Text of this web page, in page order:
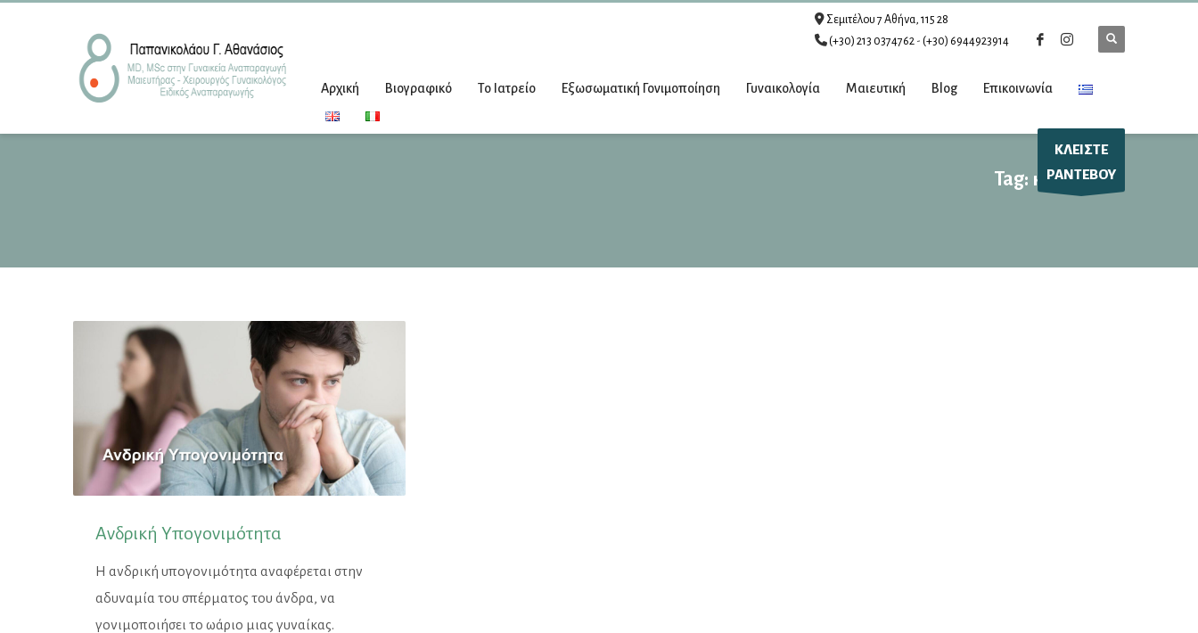
Σεμιτέλου 7 Αθήνα, 115 28
(+30) 213 0374762 - (+30) 6944923914
Αρχική Βιογραφικό Το Ιατρείο Εξωσωματική Γονιμοποίηση Γυναικολογία Μαιευτική Blog Επικοινωνία
ΚΛΕΙΣΤΕ
ΡΑΝΤΕΒΟΥ
Tag: κιρσοκήλη
Ανδρική Υπογονιμότητα
Η ανδρική υπογονιμότητα αναφέρεται στην
αδυναμία του σπέρματος του άνδρα, να
γονιμοποιήσει το ωάριο μιας γυναίκας.